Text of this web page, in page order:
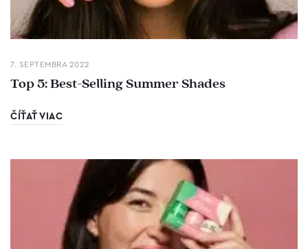
7. SEPTEMBRA 2022
Top 5: Best-Selling Summer Shades
ČÍŤAŤ VIAC